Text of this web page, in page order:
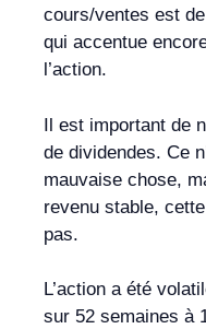
cours/ventes est
qui accentue
l’action.
Il est important de
de dividendes. Ce
mauvaise chose,
revenu stable,
pas.
L’action a été
sur 52 semaines à